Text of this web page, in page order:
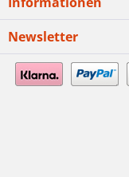
Newsletter